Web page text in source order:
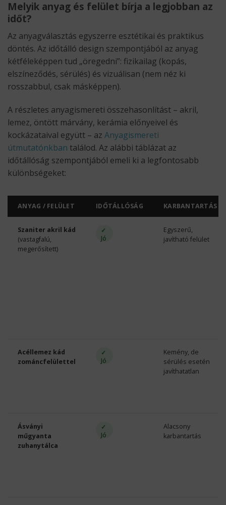
Melyik anyag és felület bírja a legjobban az
időt?
Az anyagválasztás egyszerre esztétikai és praktikus
döntés. Az időtálló design szempontjából az anyag
kétféleképpen tud „öregedni”: fizikailag (kopás,
elszíneződés, sérülés) és vizuálisan (nem néz ki
rosszabbul, csak másképpen).
A részletes anyagismereti összehasonlítást – akril,
lemez, öntött márvány, kerámia előnyeivel és
kockázataival együtt – az Anyagismereti
útmutatónkban találod. Az alábbi táblázat az
időtállóság szempontjából emeli ki a legfontosabb
különbségeket:
ANYAG / FELÜLET IDŐTÁLLÓSÁG KARBANTARTÁS
Szaniter akril kád
(vastagfalú,
megerősített)
✓
Jó
Egyszerű,
javítható felület
Acéllemez kád
zománcfelülettel
✓
Jó
Kemény, de
sérülés esetén
javíthatatlan
Ásványi
műgyanta
zuhanytálca
✓
Jó
Alacsony
karbantartás